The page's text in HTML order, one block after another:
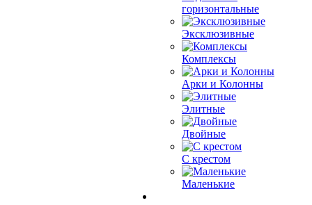
горизонтальные
Эксклюзивные
Комплексы
Арки и Колонны
Элитные
Двойные
С крестом
Маленькие